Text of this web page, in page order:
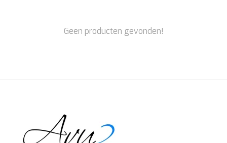
Geen producten gevonden!